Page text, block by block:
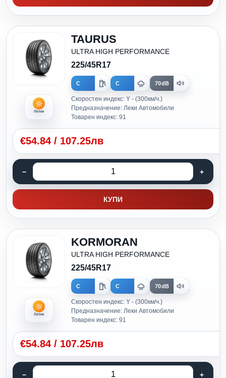
Летни
TAURUS
ULTRA HIGH PERFORMANCE
225/45R17
C C 70dB
Скоростен индекс: Y - (300км/ч.)
Предназначение: Леки Автомобили
Товарен индекс: 91
€54.84 / 107.25лв
КУПИ
Летни
KORMORAN
ULTRA HIGH PERFORMANCE
225/45R17
C C 70dB
Скоростен индекс: Y - (300км/ч.)
Предназначение: Леки Автомобили
Товарен индекс: 91
€54.84 / 107.25лв